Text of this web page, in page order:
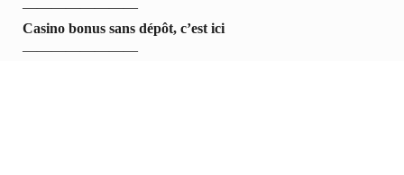
————————
Casino bonus sans dépôt, c’est ici
————————